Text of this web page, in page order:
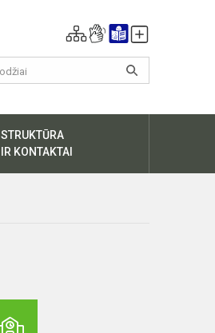
STRUKTŪRA
IR KONTAKTAI